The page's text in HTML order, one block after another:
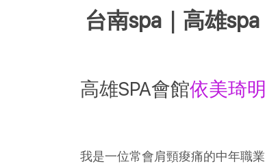
台南spa｜高雄
高雄SPA會館依美琦
我是一位常會肩頸痠痛的中年職